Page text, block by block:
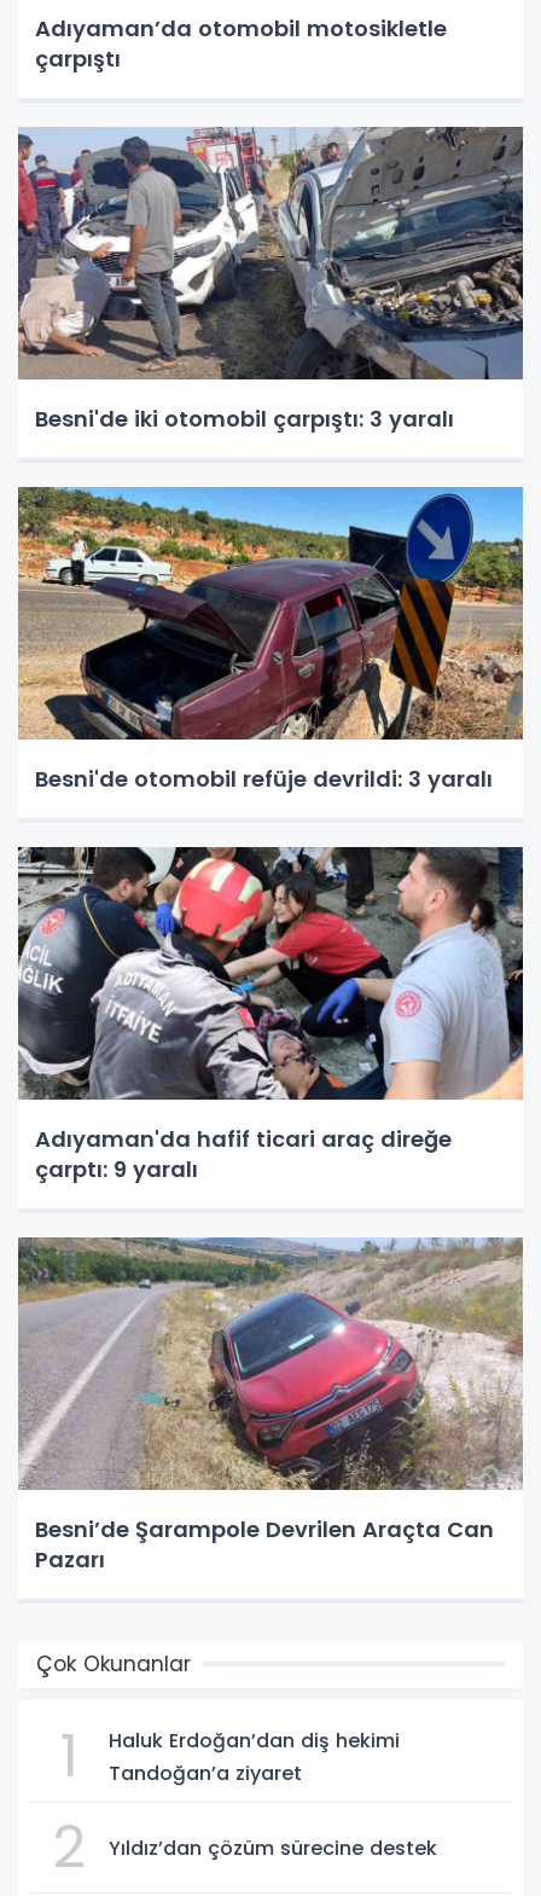
Adıyaman’da otomobil motosikletle
çarpıştı
Besni'de iki otomobil çarpıştı: 3 yaralı
Besni'de otomobil refüje devrildi: 3 yaralı
Adıyaman'da hafif ticari araç direğe
çarptı: 9 yaralı
Besni’de Şarampole Devrilen Araçta Can
Pazarı
Çok Okunanlar
1
Haluk Erdoğan’dan diş hekimi
Tandoğan’a ziyaret
2 Yıldız’dan çözüm sürecine destek